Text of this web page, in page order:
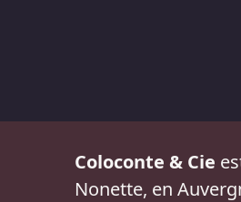
Coloconte & Cie
Nonette, en